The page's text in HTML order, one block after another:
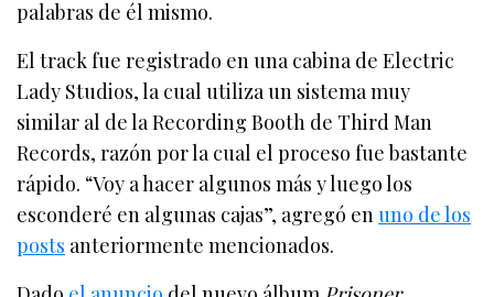
palabras de él mismo.
El track fue registrado en una cabina de Electric
Lady Studios, la cual utiliza un sistema muy
similar al de la Recording Booth de Third Man
Records, razón por la cual el proceso fue bastante
rápido. “Voy a hacer algunos más y luego los
esconderé en algunas cajas”, agregó enuno de los
posts anteriormente mencionados.